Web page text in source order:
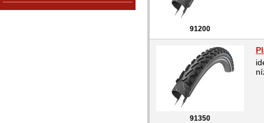
91200
91350